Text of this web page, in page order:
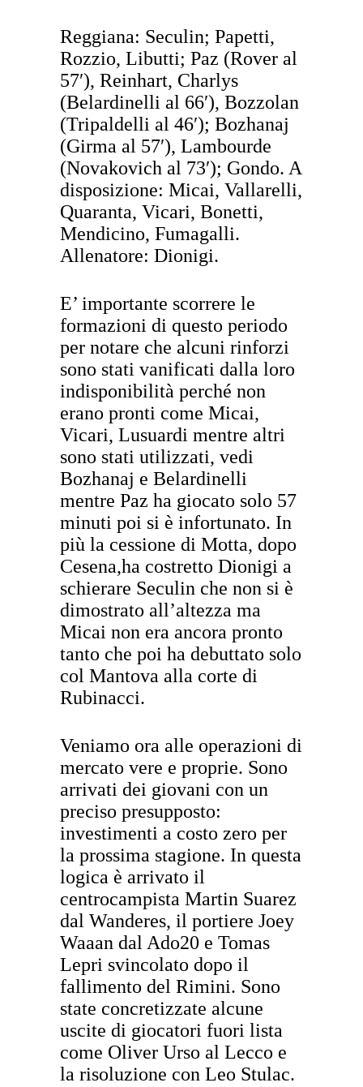
Reggiana: Seculin; Papetti,
Rozzio, Libutti; Paz (Rover al
57′), Reinhart, Charlys
(Belardinelli al 66′), Bozzolan
(Tripaldelli al 46′); Bozhanaj
(Girma al 57′), Lambourde
(Novakovich al 73′); Gondo. A
disposizione: Micai, Vallarelli,
Quaranta, Vicari, Bonetti,
Mendicino, Fumagalli.
Allenatore: Dionigi.
E’ importante scorrere le
formazioni di questo periodo
per notare che alcuni rinforzi
sono stati vanificati dalla loro
indisponibilità perché non
erano pronti come Micai,
Vicari, Lusuardi mentre altri
sono stati utilizzati, vedi
Bozhanaj e Belardinelli
mentre Paz ha giocato solo 57
minuti poi si è infortunato. In
più la cessione di Motta, dopo
Cesena,ha costretto Dionigi a
schierare Seculin che non si è
dimostrato all’altezza ma
Micai non era ancora pronto
tanto che poi ha debuttato solo
col Mantova alla corte di
Rubinacci.
Veniamo ora alle operazioni di
mercato vere e proprie. Sono
arrivati dei giovani con un
preciso presupposto:
investimenti a costo zero per
la prossima stagione. In questa
logica è arrivato il
centrocampista Martin Suarez
dal Wanderes, il portiere Joey
Waaan dal Ado20 e Tomas
Lepri svincolato dopo il
fallimento del Rimini. Sono
state concretizzate alcune
uscite di giocatori fuori lista
come Oliver Urso al Lecco e
la risoluzione con Leo Stulac.